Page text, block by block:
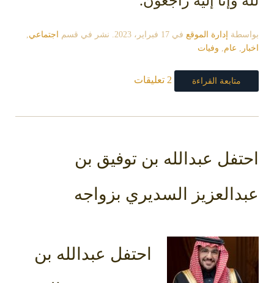
بواسطة إدارة الموقع في 17 فبراير، 2023 . نشر في قسم اجتماعي,
اخبار , عام, وفيات
متابعة القراءة 2 تعليقات
احتفل عبدالله بن توفيق بن
عبدالعزيز السديري بزواجه
احتفل عبدالله بن